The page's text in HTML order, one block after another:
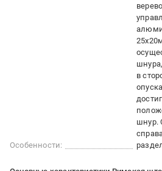
Особенности:
в
шнур.